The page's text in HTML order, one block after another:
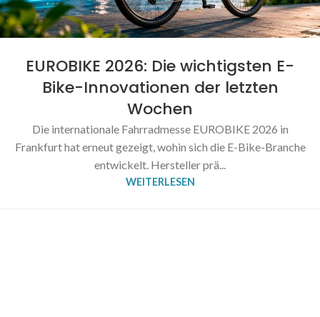
EUROBIKE 2026: Die wichtigsten E-
Bike-Innovationen der letzten
Wochen
Die internationale Fahrradmesse EUROBIKE 2026 in
Frankfurt hat erneut gezeigt, wohin sich die E-Bike-Branche
entwickelt. Hersteller prä...
WEITERLESEN